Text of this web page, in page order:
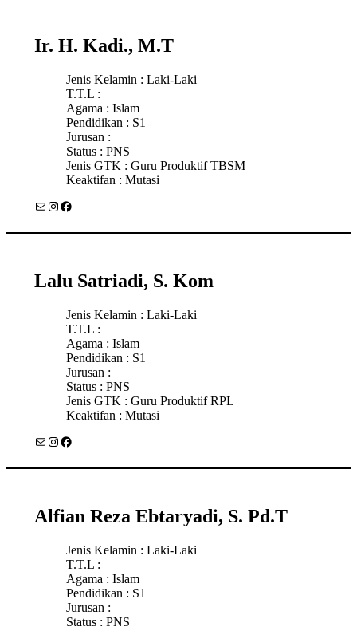
Ir. H. Kadi., M.T
Jenis Kelamin : Laki-Laki
T.T.L :
Agama : Islam
Pendidikan : S1
Jurusan :
Status : PNS
Jenis GTK : Guru Produktif TBSM
Keaktifan : Mutasi
Mail
Instagram Facebook
Lalu Satriadi, S. Kom
Jenis Kelamin : Laki-Laki
T.T.L :
Agama : Islam
Pendidikan : S1
Jurusan :
Status : PNS
Jenis GTK : Guru Produktif RPL
Keaktifan : Mutasi
Mail
Instagram Facebook
Alfian Reza Ebtaryadi, S. Pd.T
Jenis Kelamin : Laki-Laki
T.T.L :
Agama : Islam
Pendidikan : S1
Jurusan :
Status : PNS